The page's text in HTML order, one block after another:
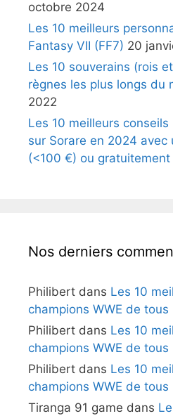
octobre 2024
Les 10 meilleurs
Fantasy VII (FF7) 20
Les 10 souverains (rois
règnes les plus longs du
2022
Les 10 meilleurs
sur Sorare en 2024
(<100 €) ou
Nos derniers
Philibert dans Les 10
champions WWE de tous
Philibert dans Les 10
champions WWE de tous
Philibert dans Les 10
champions WWE de tous
Tiranga 91 game dans